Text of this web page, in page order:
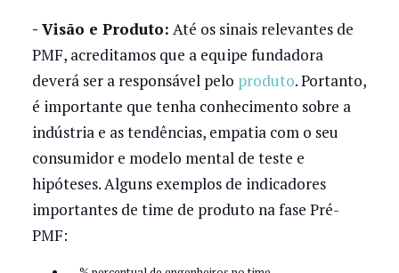
- Visão e Produto: Até os sinais relevantes de
PMF, acreditamos que a equipe fundadora
deverá ser a responsável pelo produto. Portanto,
é importante que tenha conhecimento sobre a
indústria e as tendências, empatia com o seu
consumidor e modelo mental de teste e
hipóteses. Alguns exemplos de indicadores
importantes de time de produto na fase Pré-
PMF: